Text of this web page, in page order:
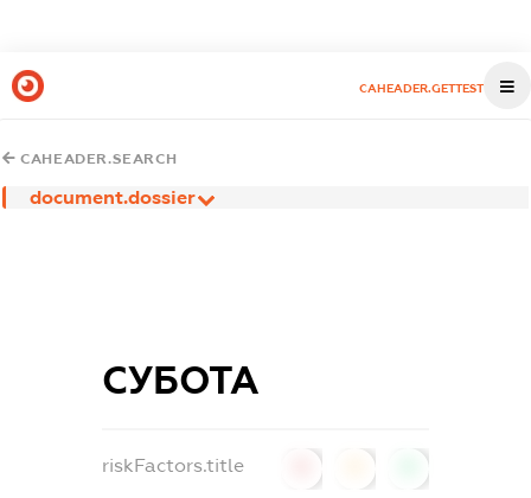
CAHEADER.GETTEST
CAHEADER.SEARCH
document.dossier
СУБОТА
riskFactors.title